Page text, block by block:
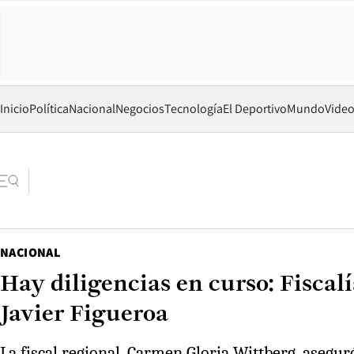
InicioPolíticaNacionalNegociosTecnologíaEl DeportivoMundo
NACIONAL
Hay diligencias en curso:
Javier Figueroa